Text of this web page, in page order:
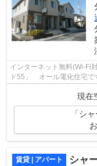
インターネット無料(Wi-Fi
ド55」 オール電化住宅で
現在
「シ
賃貸 | アパート シャ